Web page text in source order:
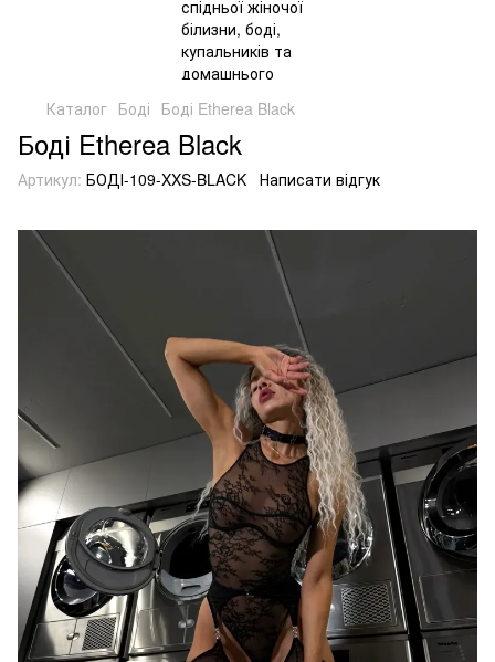
Каталог Боді Боді Etherea Black
Боді Etherea Black
Артикул: БОДІ-109-XXS-BLACK Написати відгук